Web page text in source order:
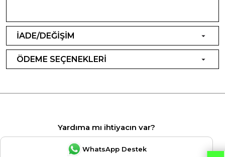
İADE/DEĞİŞİM
ÖDEME SEÇENEKLERİ
Yardıma mı ihtiyacın var?
WhatsApp Destek